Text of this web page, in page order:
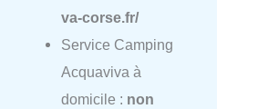
va-corse.fr/
Service Camping
Acquaviva à
domicile : non